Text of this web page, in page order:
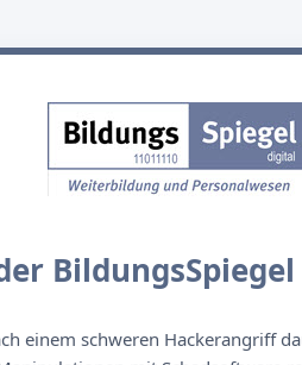
einem schweren Hackerangriff